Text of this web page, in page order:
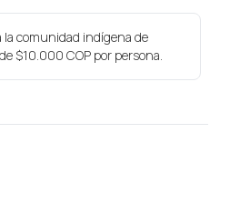
la comunidad indígena de
$10.000 COP por persona.